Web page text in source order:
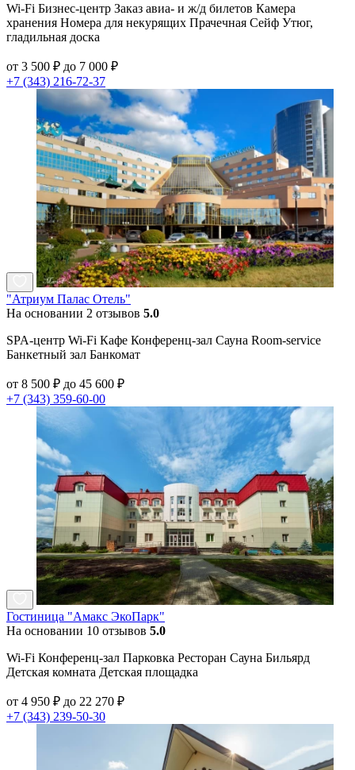
Wi-Fi Бизнес-центр Заказ авиа- и ж/д билетов Камера
хранения Номера для некурящих Прачечная Сейф Утюг,
гладильная доска
от 3 500 ₽ до 7 000 ₽
+7 (343) 216-72-37
"Атриум Палас Отель"
На основании 2 отзывов 5.0
SPA-центр Wi-Fi Кафе Конференц-зал Сауна Room-service
Банкетный зал Банкомат
от 8 500 ₽ до 45 600 ₽
+7 (343) 359-60-00
Гостиница "Амакс ЭкоПарк"
На основании 10 отзывов 5.0
Wi-Fi Конференц-зал Парковка Ресторан Сауна Бильярд
Детская комната Детская площадка
от 4 950 ₽ до 22 270 ₽
+7 (343) 239-50-30